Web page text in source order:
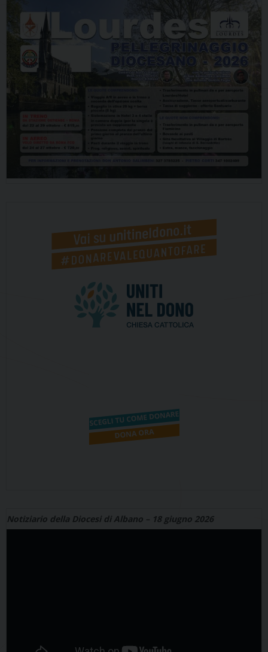
Notiziario della Diocesi di Albano – 18 giugno 2026